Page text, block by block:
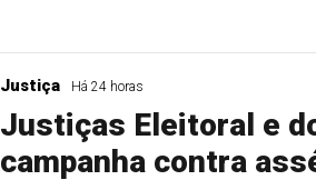
Justiça Há 24 horas
Justiças Eleitoral e
campanha contra